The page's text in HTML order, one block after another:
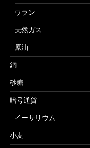
ウラン
天然ガス
原油
銅
砂糖
暗号通貨
イーサリウム
小麦